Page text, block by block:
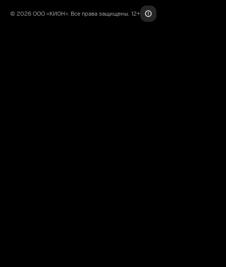
© 2026 ООО «КИОН». Все права защищены. 12+